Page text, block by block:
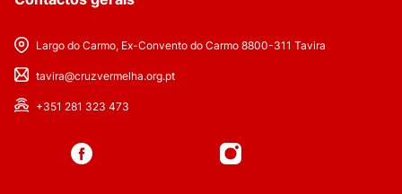
Largo do Carmo, Ex-Convento do Carmo 8800-311 Tavira
tavira@cruzvermelha.org.pt
+351 281 323 473